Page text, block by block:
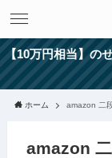
【10万円相当】の
ホーム amazon 二
amazon